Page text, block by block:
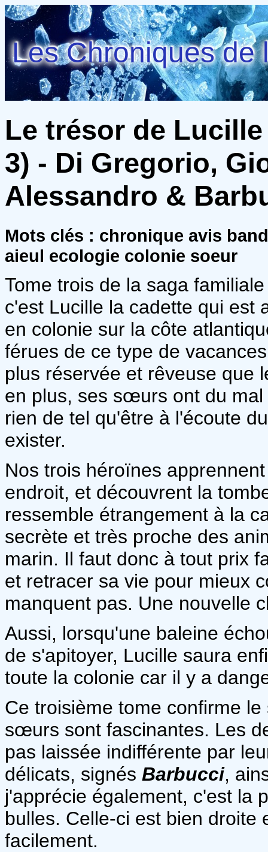
Les Chroniques de
Le trésor de
3) - Di Gregorio,
Alessandro &
Mots clés : chronique avis
aieul ecologie colonie soeur
Tome trois de la saga
c'est Lucille la cadette qui est
en colonie sur la côte
férues de ce type de
plus réservée et rêveuse que
en plus, ses sœurs ont du
rien de tel qu'être à l'écoute
exister.
Nos trois héroïnes
endroit, et découvrent la
ressemble étrangement à la
secrète et très proche des
marin. Il faut donc à tout prix
et retracer sa vie pour mieux
manquent pas. Une nouvelle
Aussi, lorsqu'une baleine
de s'apitoyer, Lucille saura
toute la colonie car il y a
Ce troisième tome confirme
sœurs sont fascinantes. Les
pas laissée indifférente par
délicats, signés Barbucci,
j'apprécie également, c'est la
bulles. Celle-ci est bien droite
facilement.